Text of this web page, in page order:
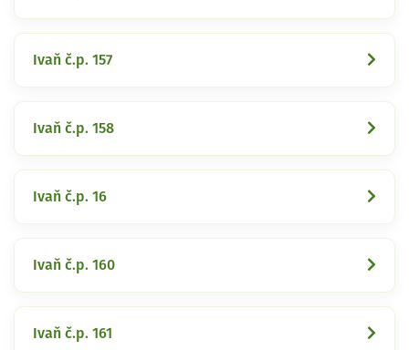
Ivaň č.p. 157
Ivaň č.p. 158
Ivaň č.p. 16
Ivaň č.p. 160
Ivaň č.p. 161